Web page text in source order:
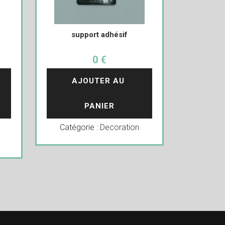
support adhésif
0 €
AJOUTER AU
PANIER
Catégorie : Decoration